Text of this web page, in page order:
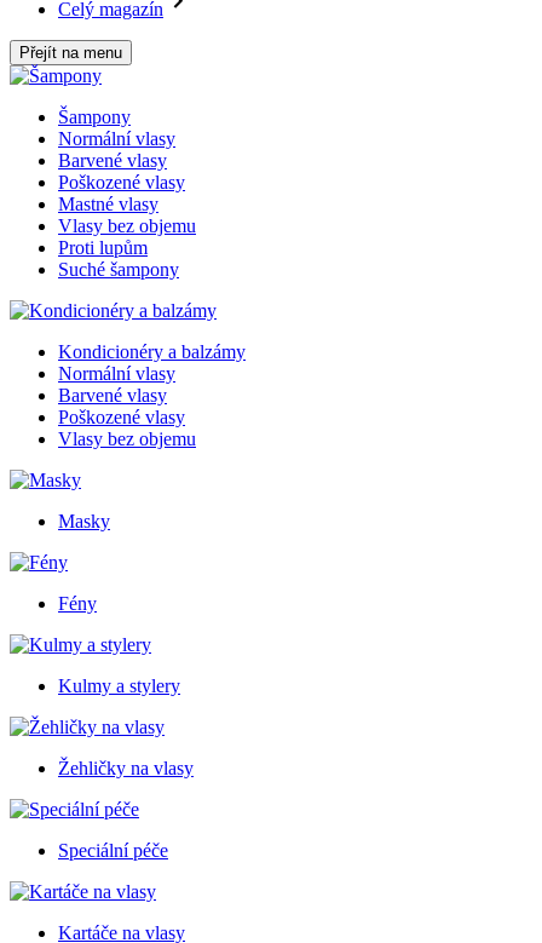
Celý magazín
Přejít na menu
Šampony
Normální vlasy
Barvené vlasy
Poškozené vlasy
Mastné vlasy
Vlasy bez objemu
Proti lupům
Suché šampony
Kondicionéry a balzámy
Normální vlasy
Barvené vlasy
Poškozené vlasy
Vlasy bez objemu
Masky
Fény
Kulmy a stylery
Žehličky na vlasy
Speciální péče
Kartáče na vlasy